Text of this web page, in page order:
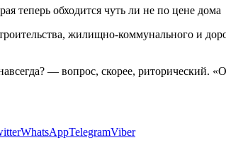
жилищно-коммунального и
— вопрос, скорее, риторический.
WhatsAppTelegramViber